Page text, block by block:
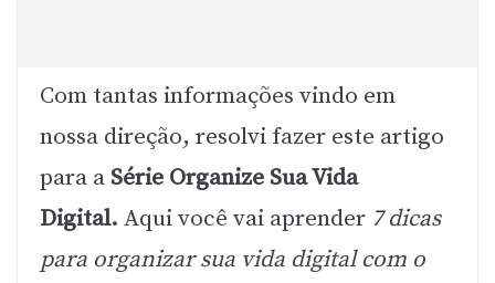
Com tantas informações vindo em
nossa direção, resolvi fazer este artigo
para a Série Organize Sua Vida
Digital. Aqui você vai aprender 7 dicas
para organizar sua vida digital com o